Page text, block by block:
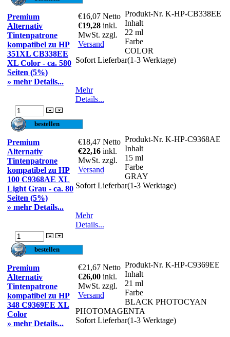
Premium
Alternativ
Tintenpatrone
kompatibel zu HP
351XL CB338EE
XL Color - ca. 580
Seiten (5%)
» mehr Details...
€16,07 Netto
€19,28 inkl.
MwSt. zzgl.
Versand
Produkt-Nr. K-HP-CB338EE
Inhalt
22 ml
Farbe
COLOR
Sofort Lieferbar(1-3 Werktage)
Mehr
Details...
Premium
Alternativ
Tintenpatrone
kompatibel zu HP
100 C9368AE XL
Light Grau - ca. 80
Seiten (5%)
» mehr Details...
€18,47 Netto
€22,16 inkl.
MwSt. zzgl.
Versand
Produkt-Nr. K-HP-C9368AE
Inhalt
15 ml
Farbe
GRAY
Sofort Lieferbar(1-3 Werktage)
Mehr
Details...
Premium
Alternativ
Tintenpatrone
kompatibel zu HP
348 C9369EE XL
Color
» mehr Details...
€21,67 Netto
€26,00 inkl.
MwSt. zzgl.
Versand
Produkt-Nr. K-HP-C9369EE
Inhalt
21 ml
Farbe
BLACK PHOTOCYAN
PHOTOMAGENTA
Sofort Lieferbar(1-3 Werktage)